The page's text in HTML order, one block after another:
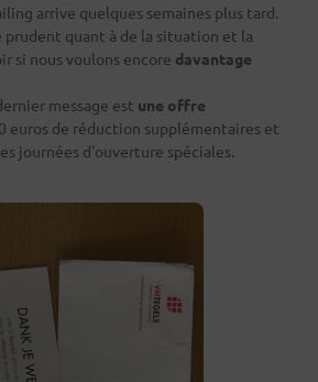
arrive quelques semaines plus tard.
prudent quant à de la situation et la
si nous voulons encore davantage
message est une offre
euros de réduction supplémentaires et
journées d'ouverture spéciales.